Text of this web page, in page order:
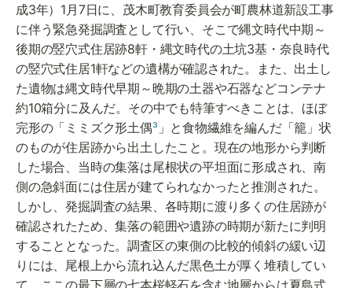
成3年）1月7日に、茂木町教育委員会が町農林道新設工事
に伴う緊急発掘調査として行い、そこで縄文時代中期～
後期の竪穴式住居跡8軒・縄文時代の土坑3基・奈良時代
の竪穴式住居1軒などの遺構が確認された。また、出土し
た遺物は縄文時代早期～晩期の土器や石器などコンテナ
約10箱分に及んだ。その中でも特筆すべきことは、ほぼ
完形の「ミミズク形土偶³」と食物繊維を編んだ「籠」状
のものが住居跡から出土したこと。現在の地形から判断
した場合、当時の集落は尾根状の平坦面に形成され、南
側の急斜面には住居が建てられなかったと推測された。
しかし、発掘調査の結果、各時期に渡り多くの住居跡が
確認されたため、集落の範囲や遺跡の時期が新たに判明
することとなった。調査区の東側の比較的傾斜の緩い辺
りには、尾根上から流れ込んだ黒色土が厚く堆積してい
て、ここの最下層の七本桜軽石を含む地層からは夏島式